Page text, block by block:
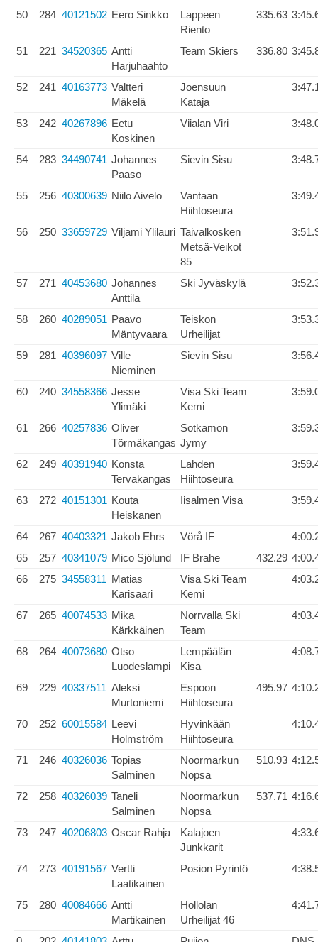
50 284 40121502 Eero Sinkko
Lappeen
Riento
335.63
51 221 34520365 Antti
Harjuhaahto
Team Skiers 336.80
52 241 40163773 Valtteri
Mäkelä
Joensuun
Kataja
53 242 40267896 Eetu
Koskinen
Viialan Viri
54 283 34490741 Johannes
Paaso
Sievin Sisu
55 256 40300639 Niilo Aivelo
Vantaan
Hiihtoseura
56 250 33659729 Viljami Ylilauri Taivalkosken
Metsä-Veikot
85
57 271 40453680 Johannes
Anttila
Ski Jyväskylä
58 260 40289051 Paavo
Mäntyvaara
Teiskon
Urheilijat
59 281 40396097 Ville
Nieminen
Sievin Sisu
60 240 34558366 Jesse
Ylimäki
Visa Ski Team
Kemi
61 266 40257836 Oliver
Törmäkangas
Sotkamon
Jymy
62 249 40391940 Konsta
Tervakangas
Lahden
Hiihtoseura
63 272 40151301 Kouta
Heiskanen
Iisalmen Visa
64 267 40403321 Jakob Ehrs Vörå IF
65
257 40341079 Mico Sjölund IF Brahe 432.29
66
275 34558311 Matias
Karisaari
Visa Ski Team
Kemi
67 265 40074533 Mika
Kärkkäinen
Norrvalla Ski
Team
68 264 40073680 Otso
Luodeslampi
Lempäälän
Kisa
69 229 40337511 Aleksi
Murtoniemi
Espoon
Hiihtoseura
495.97
70 252 60015584 Leevi
Holmström
Hyvinkään
Hiihtoseura
71 246 40326036 Topias
Salminen
Noormarkun
Nopsa
510.93
72 258 40326039 Taneli
Salminen
Noormarkun
Nopsa
537.71
73 247 40206803 Oscar Rahja
Kalajoen
Junkkarit
74 273 40191567 Vertti
Laatikainen
Posion Pyrintö
75 280 40084666 Antti
Martikainen
Hollolan
Urheilijat 46